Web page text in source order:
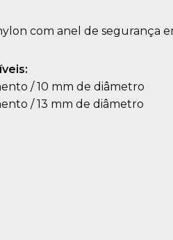
com anel de segurança
/ 10 mm de diâmetro
/ 13 mm de diâmetro